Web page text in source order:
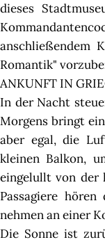
dieses
anschließendem
Romantik"
ANKUNFT IN
In der Nacht
Morgens bringt
aber egal, die
kleinen Balkon,
eingelullt von der
Passagiere
nehmen an einer
Die Sonne ist